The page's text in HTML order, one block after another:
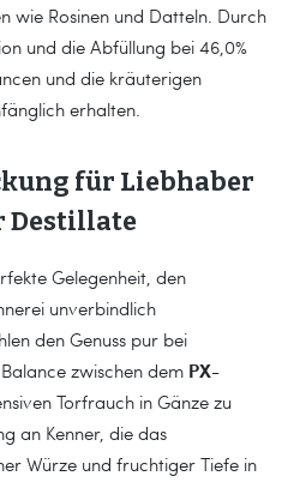
wie Rosinen und Datteln. Durch
und die Abfüllung bei 46,0%
und die kräuterigen
erhalten.
für Liebhaber
Destillate
Gelegenheit, den
unverbindlich
den Genuss pur bei
zwischen dem PX-
Torfrauch in Gänze zu
an Kenner, die das
Würze und fruchtiger Tiefe in